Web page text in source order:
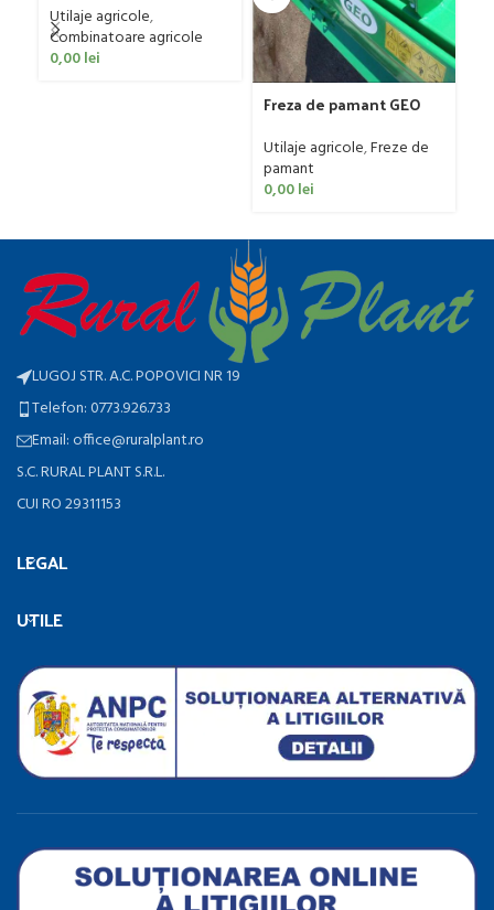
Sandokan, 120-190 CP
Utilaje agricole,
Combinatoare agricole
0,00lei
Freza de pamant GEO
Utilaje agricole,Freze de
pamant
0,00lei
LUGOJ STR. A.C. POPOVICI NR 19
Telefon: 0773.926.733
Email: office@ruralplant.ro
S.C. RURAL PLANT S.R.L.
CUI RO 29311153
LEGAL
UTILE